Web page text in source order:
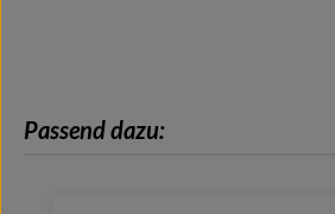
Produktgalerie überspringen
Passend dazu: